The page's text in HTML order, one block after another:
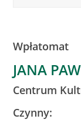
Wpłatomat
JANA
Centrum
Czynny: